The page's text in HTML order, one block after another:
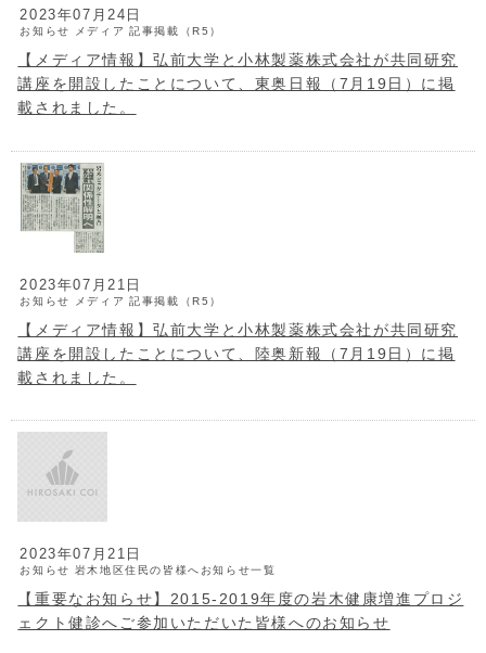
2023年07月24日
お知らせ メディア 記事掲載（R5）
【メディア情報】弘前大学と小林製薬株式会社が共同研究
講座を開設したことについて、東奥日報（7月19日）に掲
載されました。
2023年07月21日
お知らせ メディア 記事掲載（R5）
【メディア情報】弘前大学と小林製薬株式会社が共同研究
講座を開設したことについて、陸奥新報（7月19日）に掲
載されました。
2023年07月21日
お知らせ 岩木地区住民の皆様へお知らせ一覧
【重要なお知らせ】2015-2019年度の岩木健康増進プロジ
ェクト健診へご参加いただいた皆様へのお知らせ